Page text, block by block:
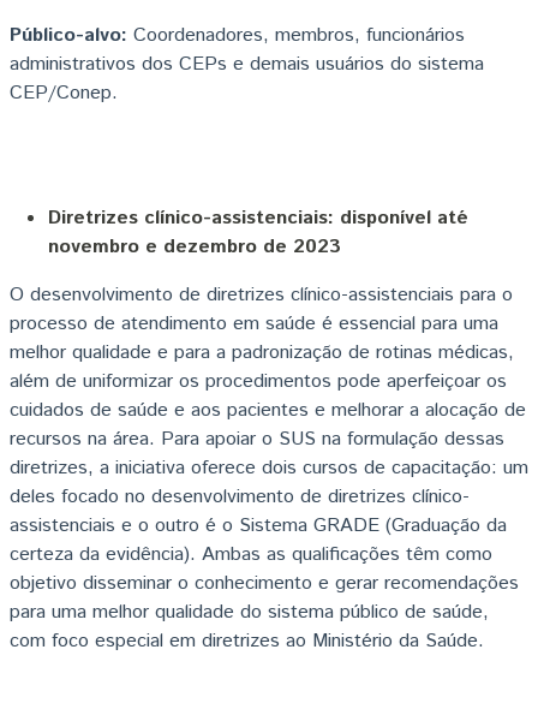
Público-alvo: Coordenadores, membros, funcionários
administrativos dos CEPs e demais usuários do sistema
CEP/Conep.
Diretrizes clínico-assistenciais: disponível até
novembro e dezembro de 2023
O desenvolvimento de diretrizes clínico-assistenciais para o
processo de atendimento em saúde é essencial para uma
melhor qualidade e para a padronização de rotinas médicas,
além de uniformizar os procedimentos pode aperfeiçoar os
cuidados de saúde e aos pacientes e melhorar a alocação de
recursos na área. Para apoiar o SUS na formulação dessas
diretrizes, a iniciativa oferece dois cursos de capacitação: um
deles focado no desenvolvimento de diretrizes clínico-
assistenciais e o outro é o Sistema GRADE (Graduação da
certeza da evidência). Ambas as qualificações têm como
objetivo disseminar o conhecimento e gerar recomendações
para uma melhor qualidade do sistema público de saúde,
com foco especial em diretrizes ao Ministério da Saúde.